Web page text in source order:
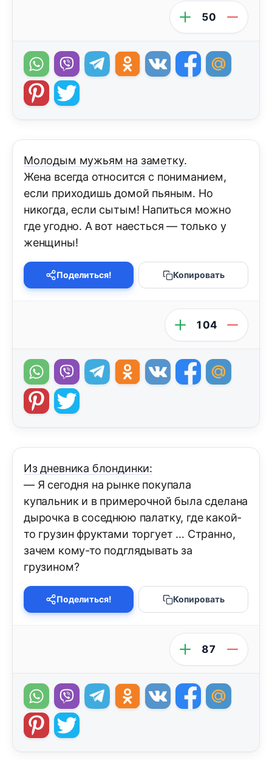
50
Молодым мужьям на заметку.
Жена всегда относится с пониманием,
если приходишь домой пьяным. Но
никогда, если сытым! Напиться можно
где угодно. А вот наесться — только у
женщины!
Поделиться! Копировать
104
Из дневника блондинки:
— Я сегодня на рынке покупала
купальник и в примерочной была сделана
дырочка в соседнюю палатку, где какой-
то грузин фруктами торгует … Странно,
зачем кому-то подглядывать за
грузином?
Поделиться! Копировать
87